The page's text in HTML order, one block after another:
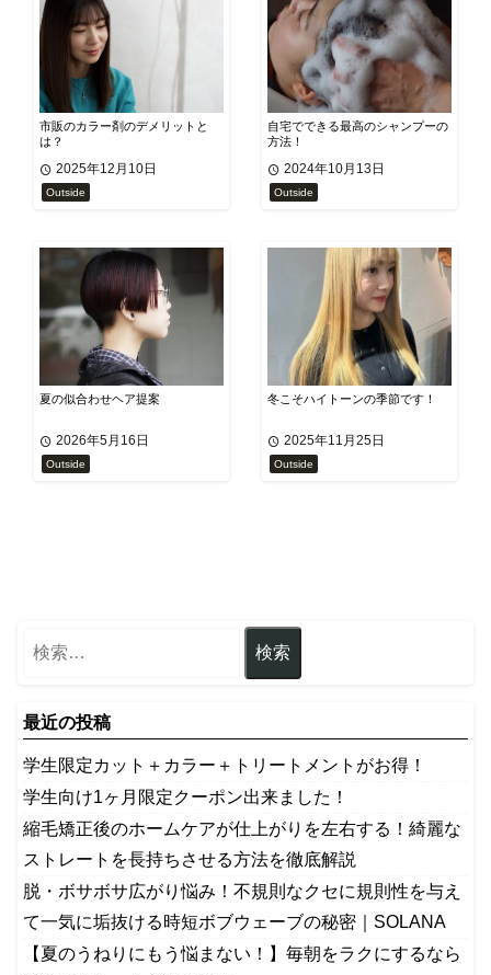
市販のカラー剤のデメリットと
は？
2025年12月10日
Outside
自宅でできる最高のシャンプーの
方法！
2024年10月13日
Outside
夏の似合わせヘア提案
2026年5月16日
Outside
冬こそハイトーンの季節です！
2025年11月25日
Outside
最近の投稿
学生限定カット＋カラー＋トリートメントがお得！
学生向け1ヶ月限定クーポン出来ました！
縮毛矯正後のホームケアが仕上がりを左右する！綺麗な
ストレートを長持ちさせる方法を徹底解説
​脱・ボサボサ広がり悩み！不規則なクセに規則性を与え
て一気に垢抜ける時短ボブウェーブの秘密｜SOLANA
【夏のうねりにもう悩まない！】毎朝をラクにするなら